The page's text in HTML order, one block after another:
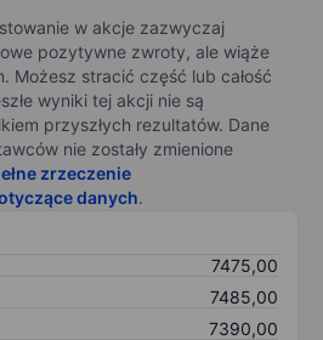
w akcje zazwyczaj
pozytywne zwroty, ale wiąże
Możesz stracić część lub całość
wyniki tej akcji nie są
przyszłych rezultatów. Dane
nie zostały zmienione
zrzeczenie
danych.
7475,00
7485,00
7390,00